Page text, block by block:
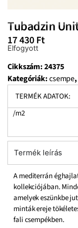
Tubadzin
17 430Ft
Elfogyott
Cikkszám:24375
Kategóriák:csempe
TERMÉK ADATOK:
/m2
Termék leírás
A mediterrán
kollekciójában.
amelyek eszünkbe
minták ereje
fali csempékben.